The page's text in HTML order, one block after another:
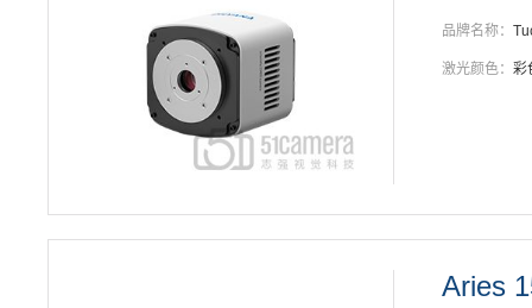
品牌名称：
激光颜色： 彩
Aries